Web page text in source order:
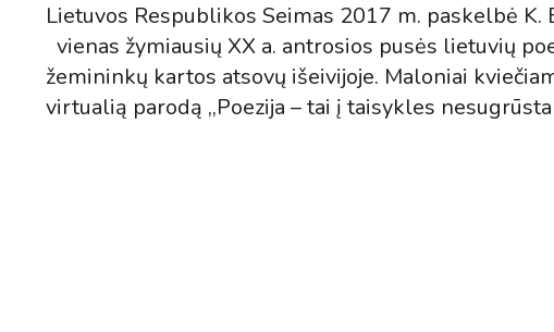
Lietuvos Respublikos Seimas 2017 m. paskelbė K.
vienas žymiausių XX a. antrosios pusės lietuvių
žemininkų kartos atsovų išeivijoje. Maloniai
virtualią parodą ,,Poezija – tai į taisykles